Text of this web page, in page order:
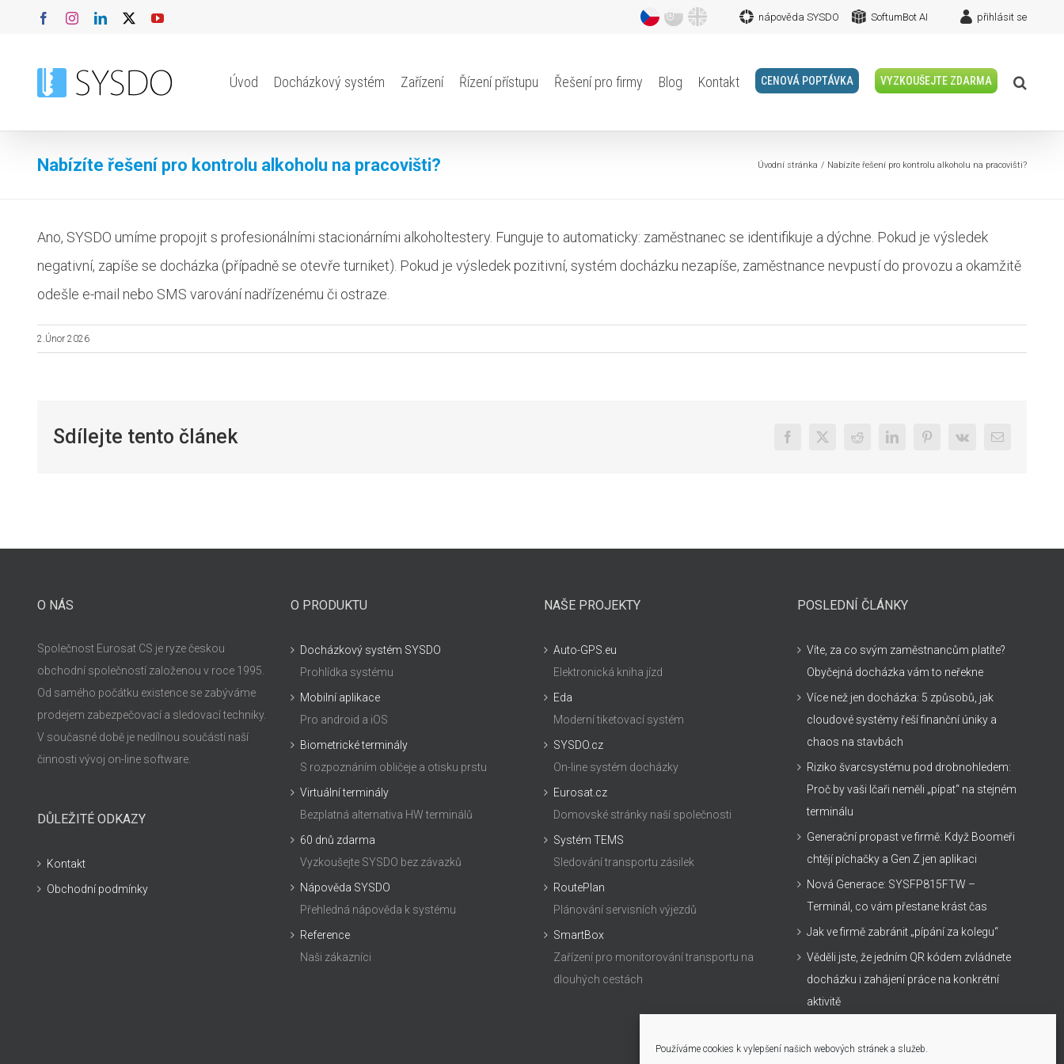
Používáme cookies k vylepšení našich webových stránek a služeb.
Přeskočit FacebookInstagramLinkedIn YouTube nápověda SYSDO SoftumBot AI přihlásit se
Úvod Docházkový systém Zařízení Řízení přístupu Řešení pro firmy Blog Kontakt CENOVÁ POPTÁVKA VYZKOUŠEJTE ZDARMA
Nabízíte řešení pro kontrolu alkoholu na pracovišti? Úvodní stránka Nabízíte řešení pro kontrolu alkoholu na pracovišti?
Ano, SYSDO umíme propojit s profesionálními stacionárními alkoholtestery. Funguje to automaticky: zaměstnanec se identifikuje a dýchne. Pokud je výsledek
negativní, zapíše se docházka (případně se otevře turniket). Pokud je výsledek pozitivní, systém docházku nezapíše, zaměstnance nevpustí do provozu a okamžitě
odešle e-mail nebo SMS varování nadřízenému či ostraze.
2.Únor 2026
Sdílejte tento článek Facebook
X Reddit LinkedInPinterest
Vk
E-
O NÁS
Společnost Eurosat CS je ryze českou
obchodní společností založenou v roce 1995.
Od samého počátku existence se zabýváme
prodejem zabezpečovací a sledovací techniky.
V současné době je nedílnou součástí naší
činnosti vývoj on-line software.
DŮLEŽITÉ ODKAZY
Kontakt
Obchodní podmínky
O PRODUKTU
Docházkový systém SYSDO
Prohlídka systému
Mobilní aplikace
Pro android a iOS
Biometrické terminály
S rozpoznáním obličeje a otisku prstu
Virtuální terminály
Bezplatná alternativa HW terminálů
60 dnů zdarma
Vyzkoušejte SYSDO bez závazků
Nápověda SYSDO
Přehledná nápověda k systému
Reference
Naši zákazníci
NAŠE PROJEKTY
Auto-GPS.eu
Elektronická kniha jízd
Eda
Moderní tiketovací systém
SYSDO.cz
On-line systém docházky
Eurosat.cz
Domovské stránky naší společnosti
Systém TEMS
Sledování transportu zásilek
RoutePlan
Plánování servisních výjezdů
SmartBox
Zařízení pro monitorování transportu na
dlouhých cestách
POSLEDNÍ ČLÁNKY
Víte, za co svým zaměstnancům platíte?
Obyčejná docházka vám to neřekne
Více než jen docházka: 5 způsobů, jak
cloudové systémy řeší finanční úniky a
chaos na stavbách
Riziko švarcsystému pod drobnohledem:
Proč by vaši Ičaři neměli „pípat“ na stejném
terminálu
Generační propast ve firmě: Když Boomeři
chtějí píchačky a Gen Z jen aplikaci
Nová Generace: SYSFP815FTW –
Terminál, co vám přestane krást čas
Jak ve firmě zabránit „pípání za kolegu“
Věděli jste, že jedním QR kódem zvládnete
docházku i zahájení práce na konkrétní
aktivitě
zvládne všechno